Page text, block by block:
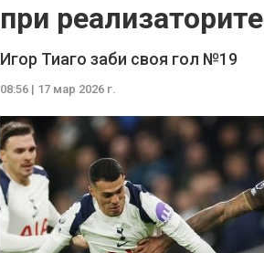
при
Игор Тиаго заби своя гол №19
08:56 | 17 мар 2026 г.